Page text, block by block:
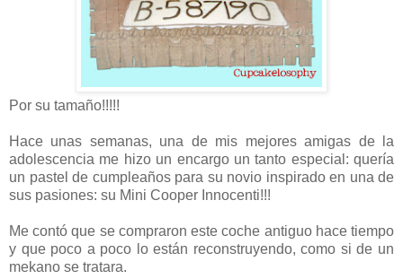
Por su tamaño!!!!!
Hace unas semanas, una de mis mejores amigas de la
adolescencia me hizo un encargo un tanto especial: quería
un pastel de cumpleaños para su novio inspirado en una de
sus pasiones: su Mini Cooper Innocenti!!!
Me contó que se compraron este coche antiguo hace tiempo
y que poco a poco lo están reconstruyendo, como si de un
mekano se tratara.